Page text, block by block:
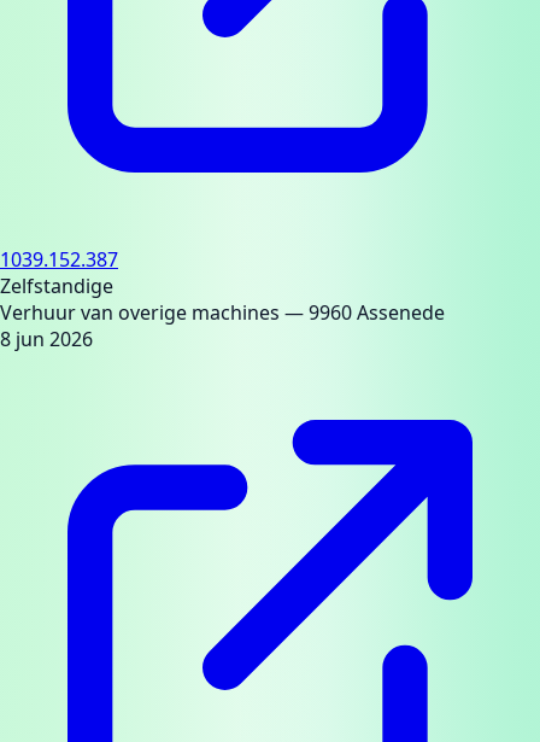
1039.152.387
Zelfstandige
Verhuur van overige machines — 9960 Assenede
8 jun 2026